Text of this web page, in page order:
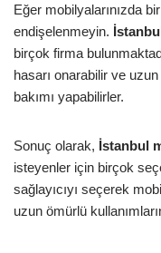
Eğer mobilyalarınızda
endişelenmeyin.
birçok firma
hasarı onarabilir ve
bakımı yapabilirler.
Sonuç olarak, İstanbul
isteyenler için birçok
sağlayıcıyı seçerek
uzun ömürlü